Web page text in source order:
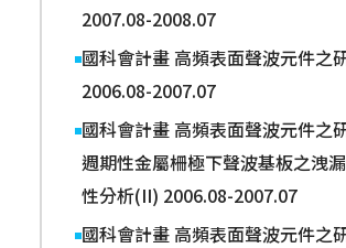
2007.08-2008.07
國科會計畫 高頻表面聲波元件之
2006.08-2007.07
國科會計畫 高頻表面聲波元件之
週期性金屬柵極下聲波基板之洩
性分析(II) 2006.08-2007.07
國科會計畫 高頻表面聲波元件之